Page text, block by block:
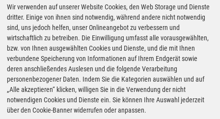
vor 18 Minuten
geöffnet bis 21:00 Uhr
Entfernung: ca. 10.2 km* Route planen
2.039€
vor 58 Minuten
ARAL
Asbacher Straße 17 b, 98574 Schmalkalden
geöffnet bis 22:00 Uhr
Entfernung: ca. 2.1 km * Route planen
2.039€
gestern 19:30 Uhr
AVIA
Körler Straße 13, 98593 Floh-Seligenthal
geöffnet bis 19:00 Uhr
Wir verwenden auf unserer Website Cookies, den Web Storage und Dienste
dritter. Einige von ihnen sind notwendig, während andere nicht notwendig
sind, uns jedoch helfen, unser Onlineangebot zu verbessern und
wirtschaftlich zu betreiben. Die Einwilligung umfasst alle vorausgewählten,
bzw. von Ihnen ausgewählten Cookies und Dienste, und die mit Ihnen
verbundene Speicherung von Informationen auf Ihrem Endgerät sowie
deren anschließendes Auslesen und die folgende Verarbeitung
personenbezogener Daten. Indem Sie die Kategorien auswählen und auf
„Alle akzeptieren“ klicken, willigen Sie in die Verwendung der nicht
notwendigen Cookies und Dienste ein. Sie können Ihre Auswahl jederzeit
über den Cookie-Banner widerrufen oder anpassen.